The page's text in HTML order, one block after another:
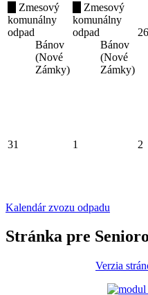
Zmesový
komunálny
odpad
Bánov
(Nové
Zámky)
Zmesový
komunálny
odpad
Bánov
(Nové
Zámky)
26
31 1 2
Kalendár zvozu odpadu
Stránka pre
Verzia